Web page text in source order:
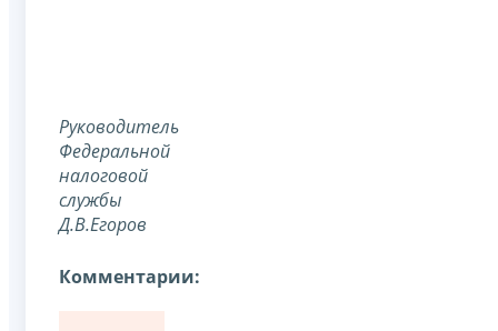
Руководитель
Федеральной
налоговой
службы
Д.В.Егоров
Комментарии: